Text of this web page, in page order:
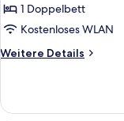
1 Doppelbett
Kostenloses WLAN
Weitere Details
Weitere
Doppelzimmer